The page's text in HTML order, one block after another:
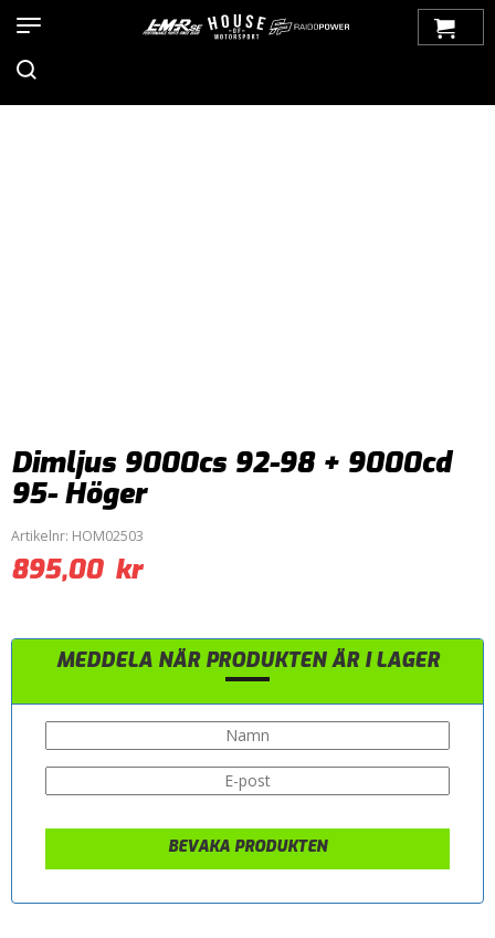
>
Dimljus
Dimljus 9000cs 92-98 + 9000cd
95- Höger
Artikelnr: HOM02503
895,00 kr
MEDDELA NÄR PRODUKTEN ÄR I LAGER
BEVAKA PRODUKTEN